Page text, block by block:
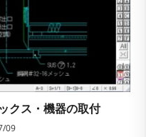
クス・機器の取付
09